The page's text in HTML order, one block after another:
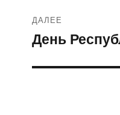
ДАЛЕЕ
Следующая
День